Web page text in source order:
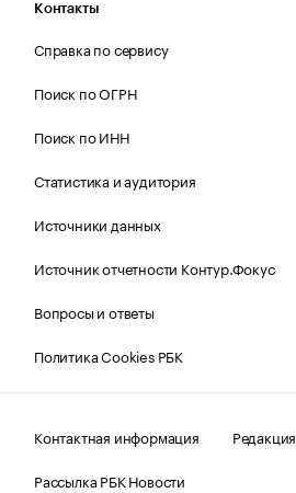
Контакты
Справка по сервису
Поиск по ОГРН
Поиск по ИНН
Статистика и аудитория
Источники данных
Источник отчетности Контур.Фокус
Вопросы и ответы
Политика Cookies РБК
Контактная информация
Редакция
Рассылка РБК Новости